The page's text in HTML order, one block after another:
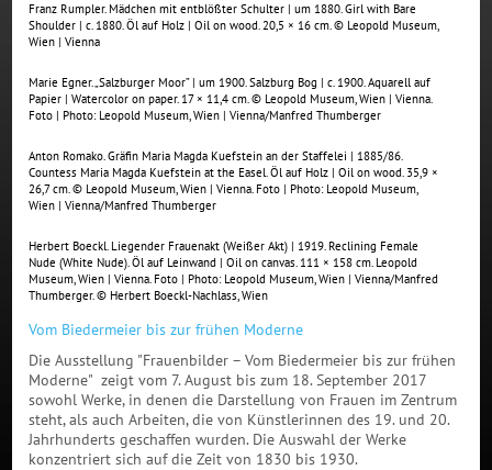
Franz Rumpler. Mädchen mit entblößter Schulter | um 1880. Girl with Bare
Shoulder | c. 1880. Öl auf Holz | Oil on wood. 20,5 × 16 cm. © Leopold Museum,
Wien | Vienna
Marie Egner. „Salzburger Moor” | um 1900. Salzburg Bog | c. 1900. Aquarell auf
Papier | Watercolor on paper. 17 × 11,4 cm. © Leopold Museum, Wien | Vienna.
Foto | Photo: Leopold Museum, Wien | Vienna/Manfred Thumberger
Anton Romako. Gräfin Maria Magda Kuefstein an der Staffelei | 1885/86.
Countess Maria Magda Kuefstein at the Easel. Öl auf Holz | Oil on wood. 35,9 ×
26,7 cm. © Leopold Museum, Wien | Vienna. Foto | Photo: Leopold Museum,
Wien | Vienna/Manfred Thumberger
Herbert Boeckl. Liegender Frauenakt (Weißer Akt) | 1919. Reclining Female
Nude (White Nude). Öl auf Leinwand | Oil on canvas. 111 × 158 cm. Leopold
Museum, Wien | Vienna. Foto | Photo: Leopold Museum, Wien | Vienna/Manfred
Thumberger. © Herbert Boeckl-Nachlass, Wien
Vom Biedermeier bis zur frühen Moderne
Die Ausstellung "Frauenbilder – Vom Biedermeier bis zur frühen
Moderne" zeigt vom 7. August bis zum 18. September 2017
sowohl Werke, in denen die Darstellung von Frauen im Zentrum
steht, als auch Arbeiten, die von Künstlerinnen des 19. und 20.
Jahrhunderts geschaffen wurden. Die Auswahl der Werke
konzentriert sich auf die Zeit von 1830 bis 1930.